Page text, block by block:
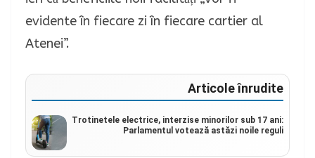
evidente în fiecare zi în fiecare cartier al
Atenei”.
Articole înrudite
Trotinetele electrice, interzise minorilor sub 17 ani:
Parlamentul votează astăzi noile reguli